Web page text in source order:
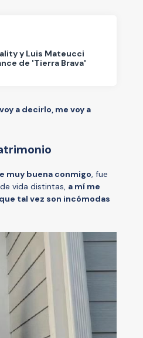
y Luis Mateucci
de 'Tierra Brava'
a decirlo, me voy a
muy buena conmigo, fue
vida distintas, a mí me
tal vez son incómodas